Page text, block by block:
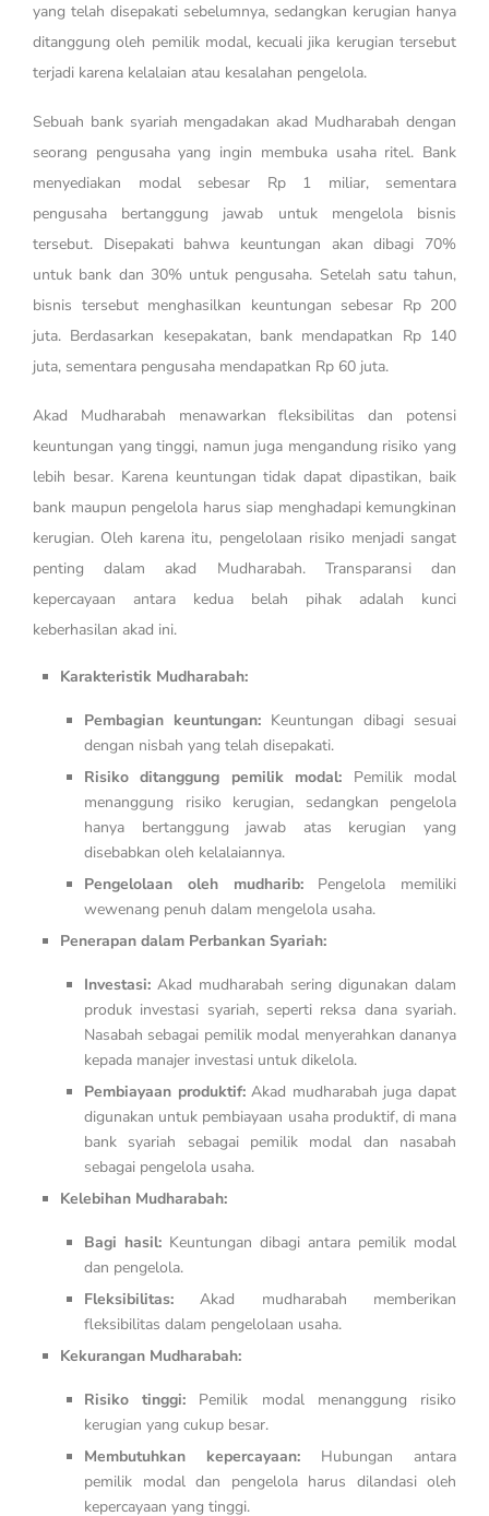
yang telah disepakati sebelumnya, sedangkan kerugian hanya
ditanggung oleh pemilik modal, kecuali jika kerugian tersebut
terjadi karena kelalaian atau kesalahan pengelola.
Sebuah bank syariah mengadakan akad Mudharabah dengan
seorang pengusaha yang ingin membuka usaha ritel. Bank
menyediakan modal sebesar Rp 1 miliar, sementara
pengusaha bertanggung jawab untuk mengelola bisnis
tersebut. Disepakati bahwa keuntungan akan dibagi 70%
untuk bank dan 30% untuk pengusaha. Setelah satu tahun,
bisnis tersebut menghasilkan keuntungan sebesar Rp 200
juta. Berdasarkan kesepakatan, bank mendapatkan Rp 140
juta, sementara pengusaha mendapatkan Rp 60 juta.
Akad Mudharabah menawarkan fleksibilitas dan potensi
keuntungan yang tinggi, namun juga mengandung risiko yang
lebih besar. Karena keuntungan tidak dapat dipastikan, baik
bank maupun pengelola harus siap menghadapi kemungkinan
kerugian. Oleh karena itu, pengelolaan risiko menjadi sangat
penting dalam akad Mudharabah. Transparansi dan
kepercayaan antara kedua belah pihak adalah kunci
keberhasilan akad ini.
Karakteristik Mudharabah:
Pembagian keuntungan: Keuntungan dibagi sesuai
dengan nisbah yang telah disepakati.
Risiko ditanggung pemilik modal: Pemilik modal
menanggung risiko kerugian, sedangkan pengelola
hanya bertanggung jawab atas kerugian yang
disebabkan oleh kelalaiannya.
Pengelolaan oleh mudharib:Pengelola memiliki
wewenang penuh dalam mengelola usaha.
Penerapan dalam Perbankan Syariah:
Investasi: Akad mudharabah sering digunakan dalam
produk investasi syariah, seperti reksa dana syariah.
Nasabah sebagai pemilik modal menyerahkan dananya
kepada manajer investasi untuk dikelola.
Pembiayaan produktif:Akad mudharabah juga dapat
digunakan untuk pembiayaan usaha produktif, di mana
bank syariah sebagai pemilik modal dan nasabah
sebagai pengelola usaha.
Kelebihan Mudharabah:
Bagi hasil: Keuntungan dibagi antara pemilik modal
dan pengelola.
Fleksibilitas: Akad mudharabah memberikan
fleksibilitas dalam pengelolaan usaha.
Kekurangan Mudharabah:
Risiko tinggi: Pemilik modal menanggung risiko
kerugian yang cukup besar.
Membutuhkan kepercayaan: Hubungan antara
pemilik modal dan pengelola harus dilandasi oleh
kepercayaan yang tinggi.